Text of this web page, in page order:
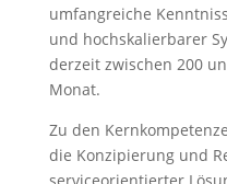
umfangreiche
und hochskalierbarer
derzeit zwischen 200
Monat.
Zu den
die Konzipierung und